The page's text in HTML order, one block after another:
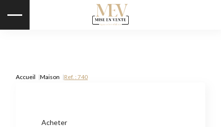
Accueil Maison Ref. : 740
Acheter